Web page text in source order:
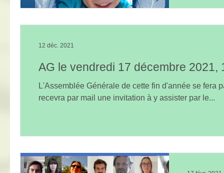
conte son
AG le vendredi 17 décembre 2021,
L'Assemblée Générale de cette fin d'année se fera
recevra par mail une invitation à y assister par le...
12 déc. 2021